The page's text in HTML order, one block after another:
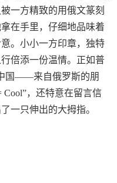
一方精致的用俄文篆刻
在手里，仔细地品味着
。小小一方印章，独特
倍添一份温情。正如普
国——来自俄罗斯的朋
Cool”，还特意在留言信
一只伸出的大拇指。